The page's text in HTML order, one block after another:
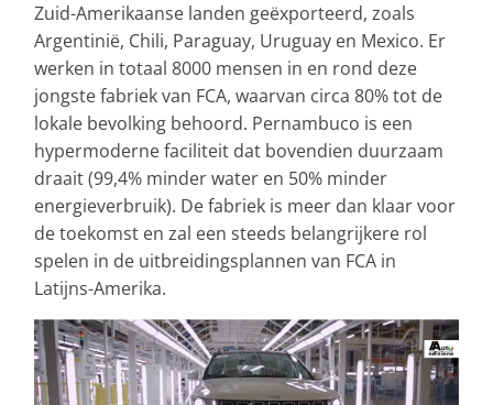
Zuid-Amerikaanse landen geëxporteerd, zoals
Argentinië, Chili, Paraguay, Uruguay en Mexico. Er
werken in totaal 8000 mensen in en rond deze
jongste fabriek van FCA, waarvan circa 80% tot de
lokale bevolking behoord. Pernambuco is een
hypermoderne faciliteit dat bovendien duurzaam
draait (99,4% minder water en 50% minder
energieverbruik). De fabriek is meer dan klaar voor
de toekomst en zal een steeds belangrijkere rol
spelen in de uitbreidingsplannen van FCA in
Latijns-Amerika.